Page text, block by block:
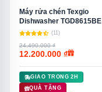
Máy rửa chén Texgio
Dishwasher TGD8615BE
(11)
24.490.000 ₫
12.200.000 ₫
GIAO TRONG 2H
QUÀ TẶNG